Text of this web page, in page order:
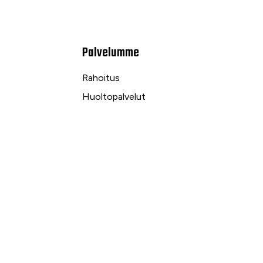
Palvelumme
Rahoitus
Huoltopalvelut